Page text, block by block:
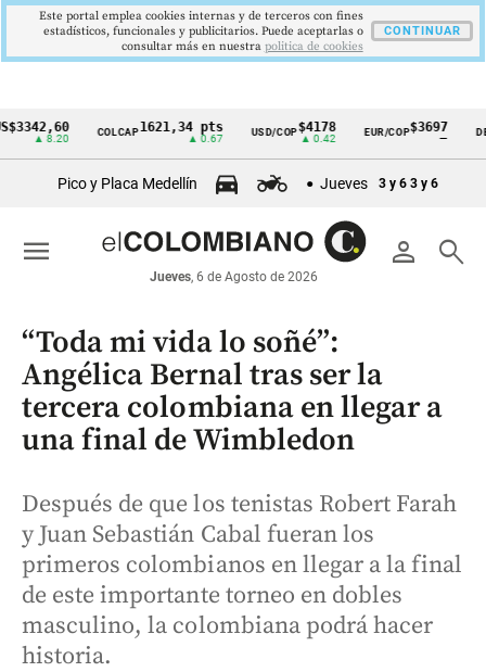
Cintillo
económicos
Colombia
COLCAP1621,34 pts USD/COP$4178
▲ 0.42
EUR/COP$3697
—
Pico y Placa Medellín Jueves 3 y 6 3 y 6
person search
Jueves, 6 de Agosto de 2026
menu
“Toda mi vida lo soñé”:
Angélica Bernal tras ser la
tercera colombiana en llegar a
una final de Wimbledon
Después de que los tenistas Robert Farah
y Juan Sebastián Cabal fueran los
primeros colombianos en llegar a la final
de este importante torneo en dobles
masculino, la colombiana podrá hacer
historia.
Este portal emplea cookies internas y de terceros con fines
estadísticos, funcionales y publicitarios. Puede aceptarlas o
consultar más en nuestra politica de cookies
CONTINUAR